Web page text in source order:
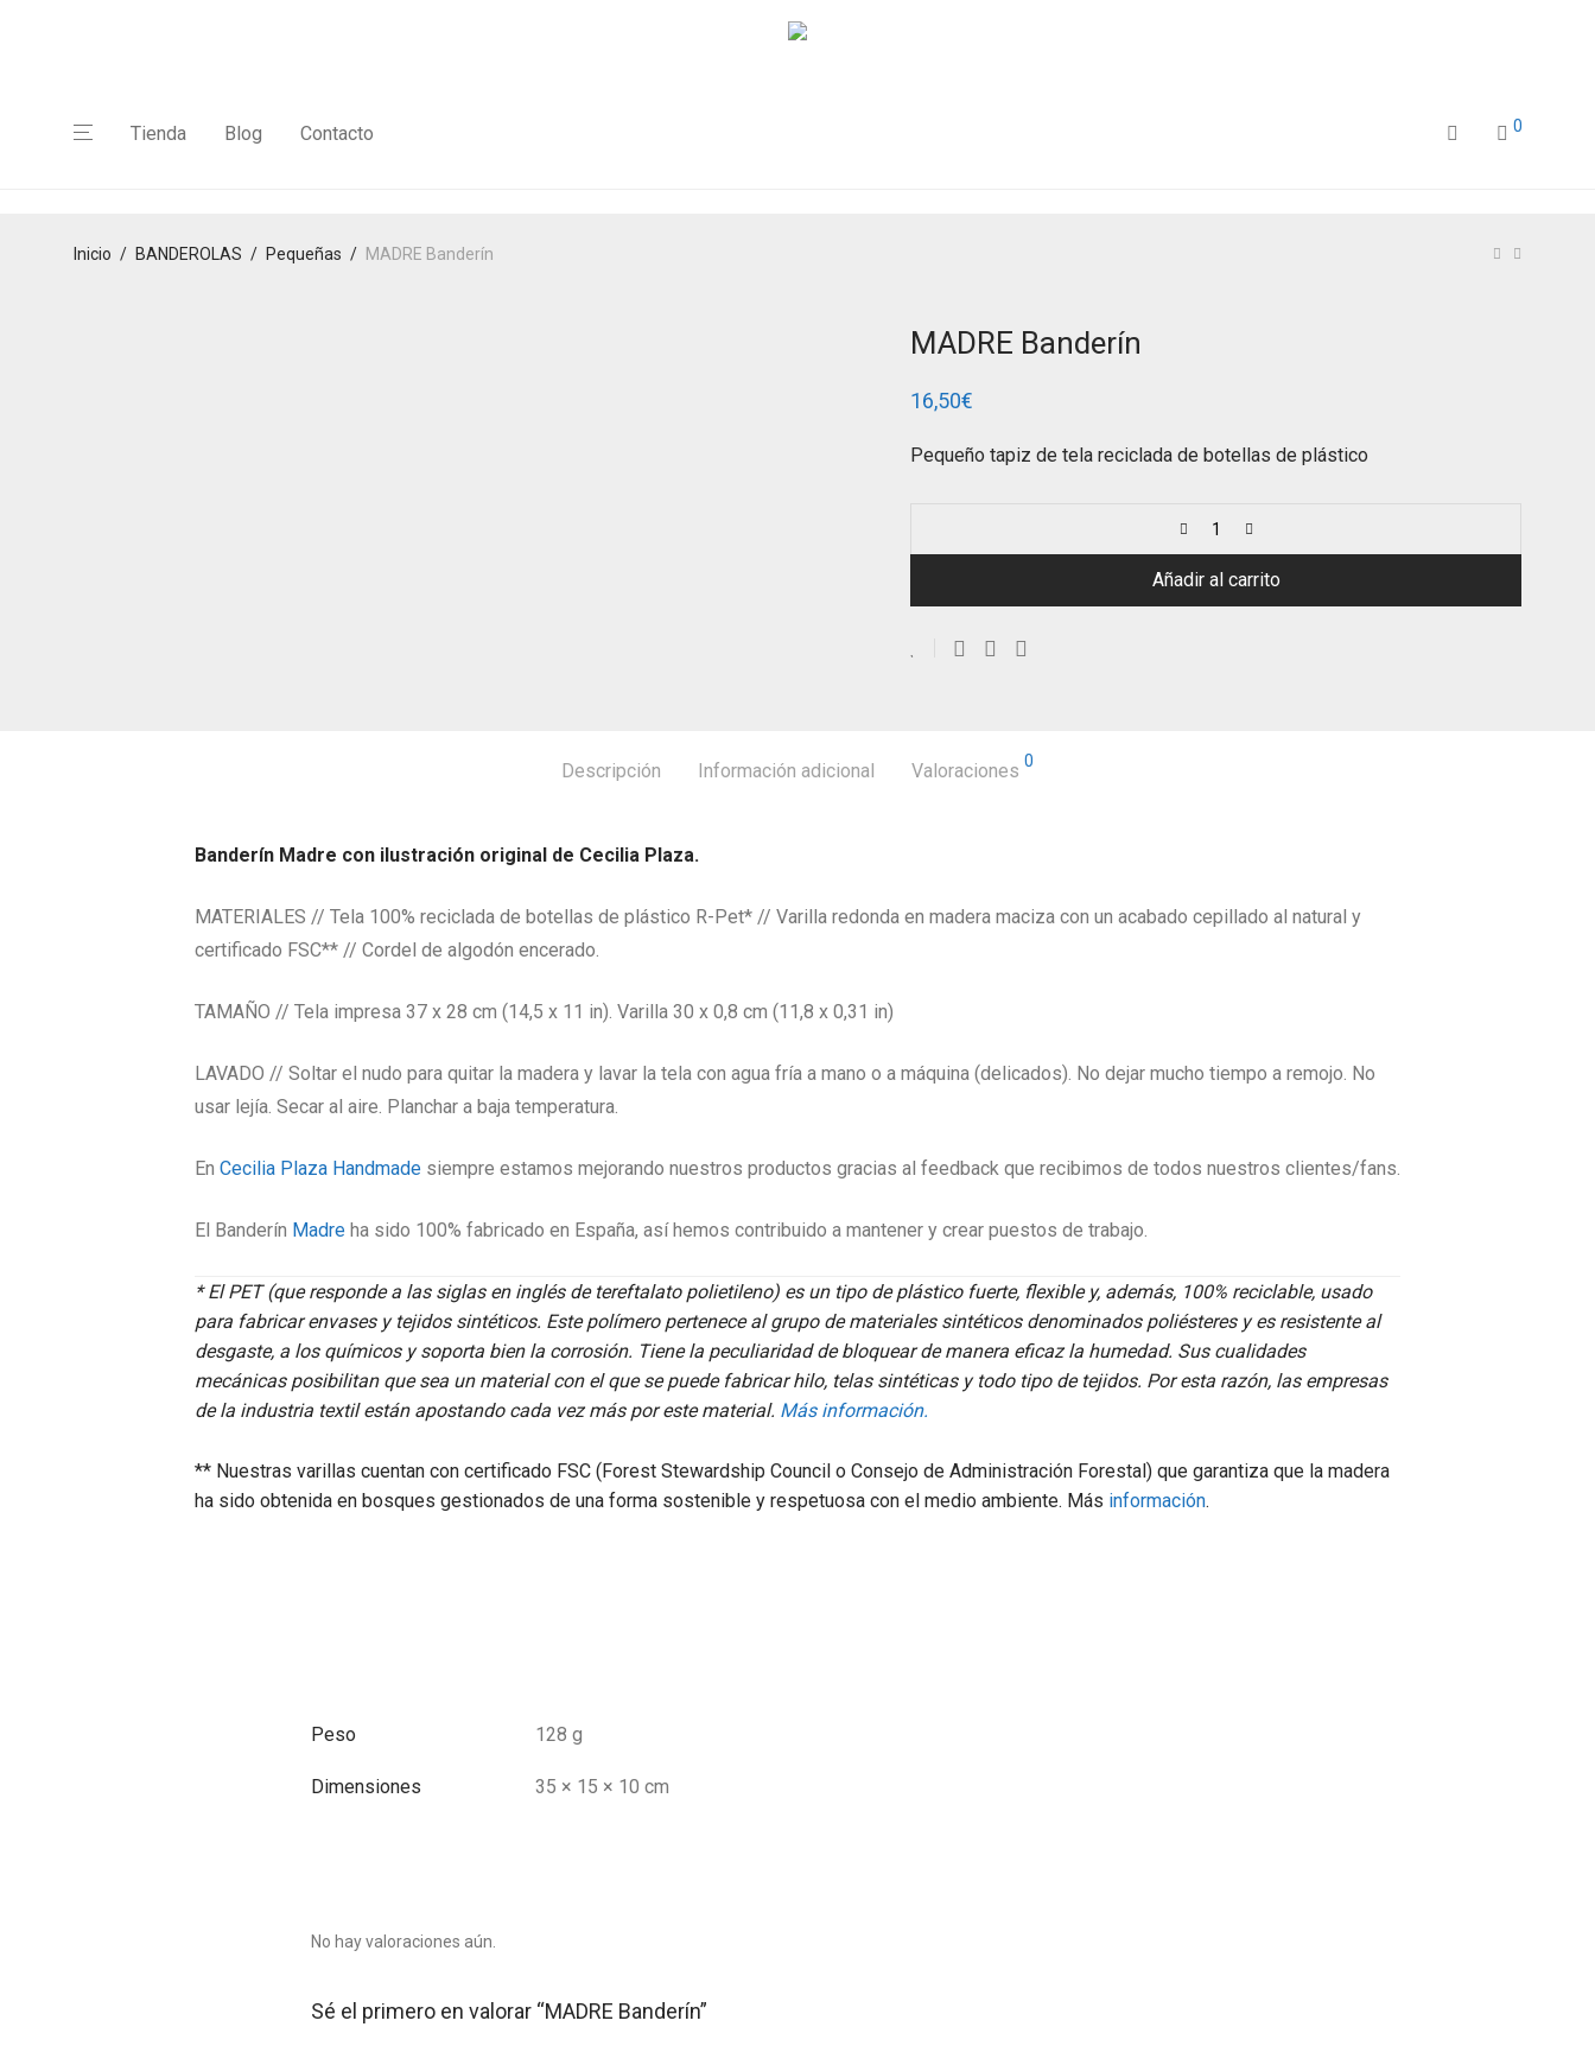
Tienda Blog Contacto 0
Inicio / BANDEROLAS / Pequeñas / MADRE Banderín
MADRE Banderín
16,50€
Pequeño tapiz de tela reciclada de botellas de plástico
Añadir al carrito
Descripción Información adicional Valoraciones 0
Banderín Madre con ilustración original de Cecilia Plaza.
MATERIALES // Tela 100% reciclada de botellas de plástico R-Pet* // Varilla redonda en madera maciza con un acabado cepillado al natural y
certificado FSC** // Cordel de algodón encerado.
TAMAÑO // Tela impresa 37 x 28 cm (14,5 x 11 in). Varilla 30 x 0,8 cm (11,8 x 0,31 in)
LAVADO // Soltar el nudo para quitar la madera y lavar la tela con agua fría a mano o a máquina (delicados). No dejar mucho tiempo a remojo. No
usar lejía. Secar al aire. Planchar a baja temperatura.
En Cecilia Plaza Handmade siempre estamos mejorando nuestros productos gracias al feedback que recibimos de todos nuestros clientes/fans.
El Banderín Madre ha sido 100% fabricado en España, así hemos contribuido a mantener y crear puestos de trabajo.
*El PET (que responde a las siglas en inglés de tereftalato polietileno) es un tipo de plástico fuerte, flexible y, además, 100% reciclable, usado
para fabricar envases y tejidos sintéticos. Este polímero pertenece al grupo de materiales sintéticos denominados poliésteres y es resistente al
desgaste, a los químicos y soporta bien la corrosión. Tiene la peculiaridad de bloquear de manera eficaz la humedad. Sus cualidades
mecánicas posibilitan que sea un material con el que se puede fabricar hilo, telas sintéticas y todo tipo de tejidos. Por esta razón, las empresas
de la industria textil están apostando cada vez más por este material. Más información.
** Nuestras varillas cuentan con certificado FSC (Forest Stewardship Council o Consejo de Administración Forestal) que garantiza que la madera
ha sido obtenida en bosques gestionados de una forma sostenible y respetuosa con el medio ambiente. Más información.
Peso 128 g
Dimensiones 35 × 15 × 10 cm
No hay valoraciones aún.
Sé el primero en valorar “MADRE Banderín”